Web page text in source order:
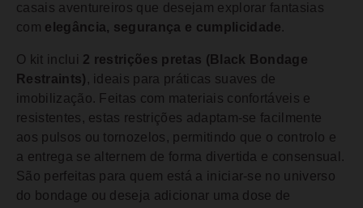
casais aventureiros que desejam explorar fantasias
com elegância, segurança e cumplicidade.
O kit inclui 2 restrições pretas (Black Bondage
Restraints) , ideais para práticas suaves de
imobilização. Feitas com materiais confortáveis e
resistentes, estas restrições adaptam-se facilmente
aos pulsos ou tornozelos, permitindo que o controlo e
a entrega se alternem de forma divertida e consensual.
São perfeitas para quem está a iniciar-se no universo
do bondage ou deseja adicionar uma dose de